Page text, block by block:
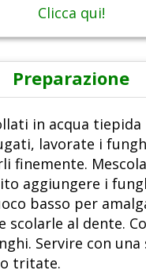
Clicca qui!
Preparazione
in acqua
lavorate i
finemente.
aggiungere i
basso per
scolarle al dente.
Servire con
tritate.